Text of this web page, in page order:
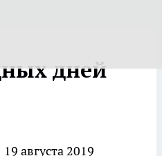
дней
19 августа 2019